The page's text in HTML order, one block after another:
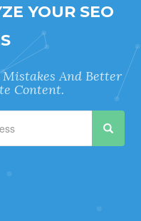
YOUR SEO
And Better
Content.